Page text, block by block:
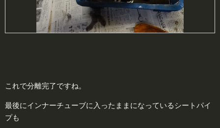
これで分離完了ですね。
最後にインナーチューブに入ったままになっているシートパイ
プも